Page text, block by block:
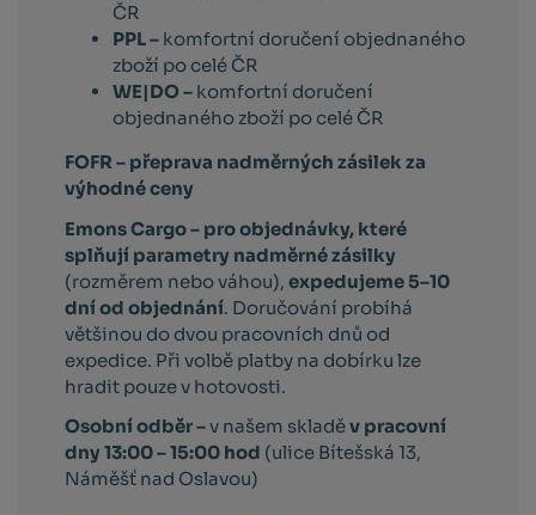
ČR
PPL – komfortní doručení objednaného
zboží po celé ČR
WE|DO – komfortní doručení
objednaného zboží po celé ČR
FOFR – přeprava nadměrných zásilek za
výhodné ceny
Emons Cargo – pro objednávky, které
splňují parametry nadměrné zásilky
(rozměrem nebo váhou),expedujeme 5–10
dní od objednání. Doručování probíhá
většinou do dvou pracovních dnů od
expedice. Při volbě platby na dobírku lze
hradit pouze v hotovosti.
Osobní odběr –v našem skladěv pracovní
dny 13:00 – 15:00 hod (ulice Bítešská 13,
Náměšť nad Oslavou)